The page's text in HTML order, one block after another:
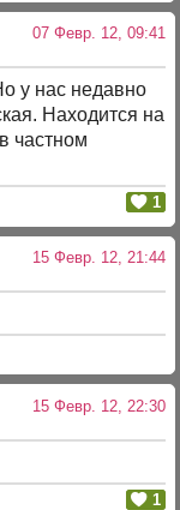
07 Февр. 12, 09:41
у нас недавно
Находится на
частном
1
15 Февр. 12, 21:44
15 Февр. 12, 22:30
1